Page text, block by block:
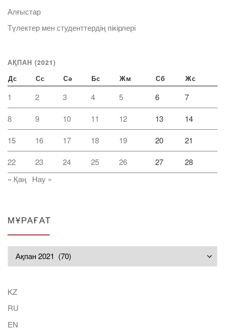
Алғыстар
Түлектер мен студенттердің пікірлері
АҚПАН (2021)
Дс Сс Сә Бс Жм Сб Жс
1 2 3 4 5 6 7
8 9 10 11 12 13 14
15 16 17 18 19 20 21
22 23 24 25 26 27
28
« Қаң
Нау »
МҰРАҒАТ
KZ
RU
EN